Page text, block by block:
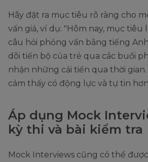
Hãy đặt ra mục tiêu rõ ràng cho
vấn giả, ví dụ: "Hôm nay, mục tiêu
câu hỏi phỏng vấn bằng tiếng
dõi tiến bộ của trẻ qua các buổi
nhận những cải tiến qua thời
cảm thấy có động lực và tự tin
Áp dụng Mock
kỳ thi và bài kiểm tra
Mock Interviews cũng có thể